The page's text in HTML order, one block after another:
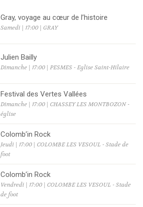
Gray, voyage au cœur de l’histoire
Samedi | 17:00 | GRAY
Julien Bailly
Dimanche | 17:00 | PESMES - Eglise Saint-Hilaire
Festival des Vertes Vallées
Dimanche | 17:00 | CHASSEY LES MONTBOZON -
église
Colomb’in Rock
Jeudi | 17:00 | COLOMBE LES VESOUL - Stade de
foot
Colomb’in Rock
Vendredi | 17:00 | COLOMBE LES VESOUL - Stade
de foot